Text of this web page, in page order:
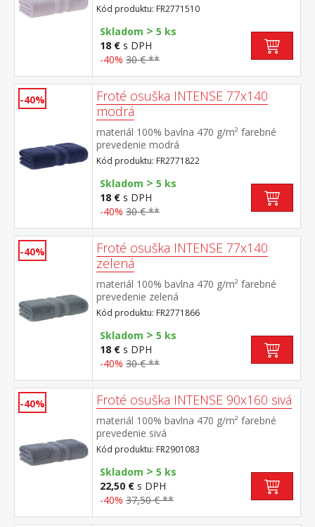
Kód produktu: FR2771510
Skladom > 5 ks
18 € s DPH
-40% 30 € **
-40%
Froté osuška INTENSE 77x140
modrá
materiál 100% bavlna 470 g/m² farebné
prevedenie modrá
Kód produktu: FR2771822
Skladom > 5 ks
18 € s DPH
-40% 30 € **
-40%
Froté osuška INTENSE 77x140
zelená
materiál 100% bavlna 470 g/m² farebné
prevedenie zelená
Kód produktu: FR2771866
Skladom > 5 ks
18 € s DPH
-40% 30 € **
-40% Froté osuška INTENSE 90x160 sivá
materiál 100% bavlna 470 g/m² farebné
prevedenie sivá
Kód produktu: FR2901083
Skladom > 5 ks
22,50 € s DPH
-40% 37,50 € **